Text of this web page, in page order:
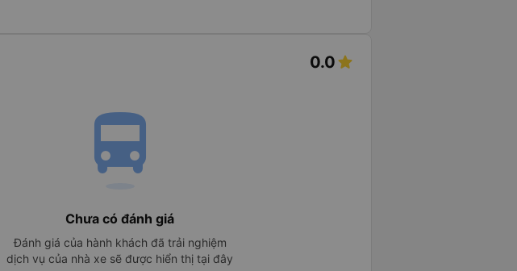
0.0
directions_bus
Chưa có đánh giá
Đánh giá của hành khách đã trải nghiệm
dịch vụ của nhà xe sẽ được hiển thị tại đây